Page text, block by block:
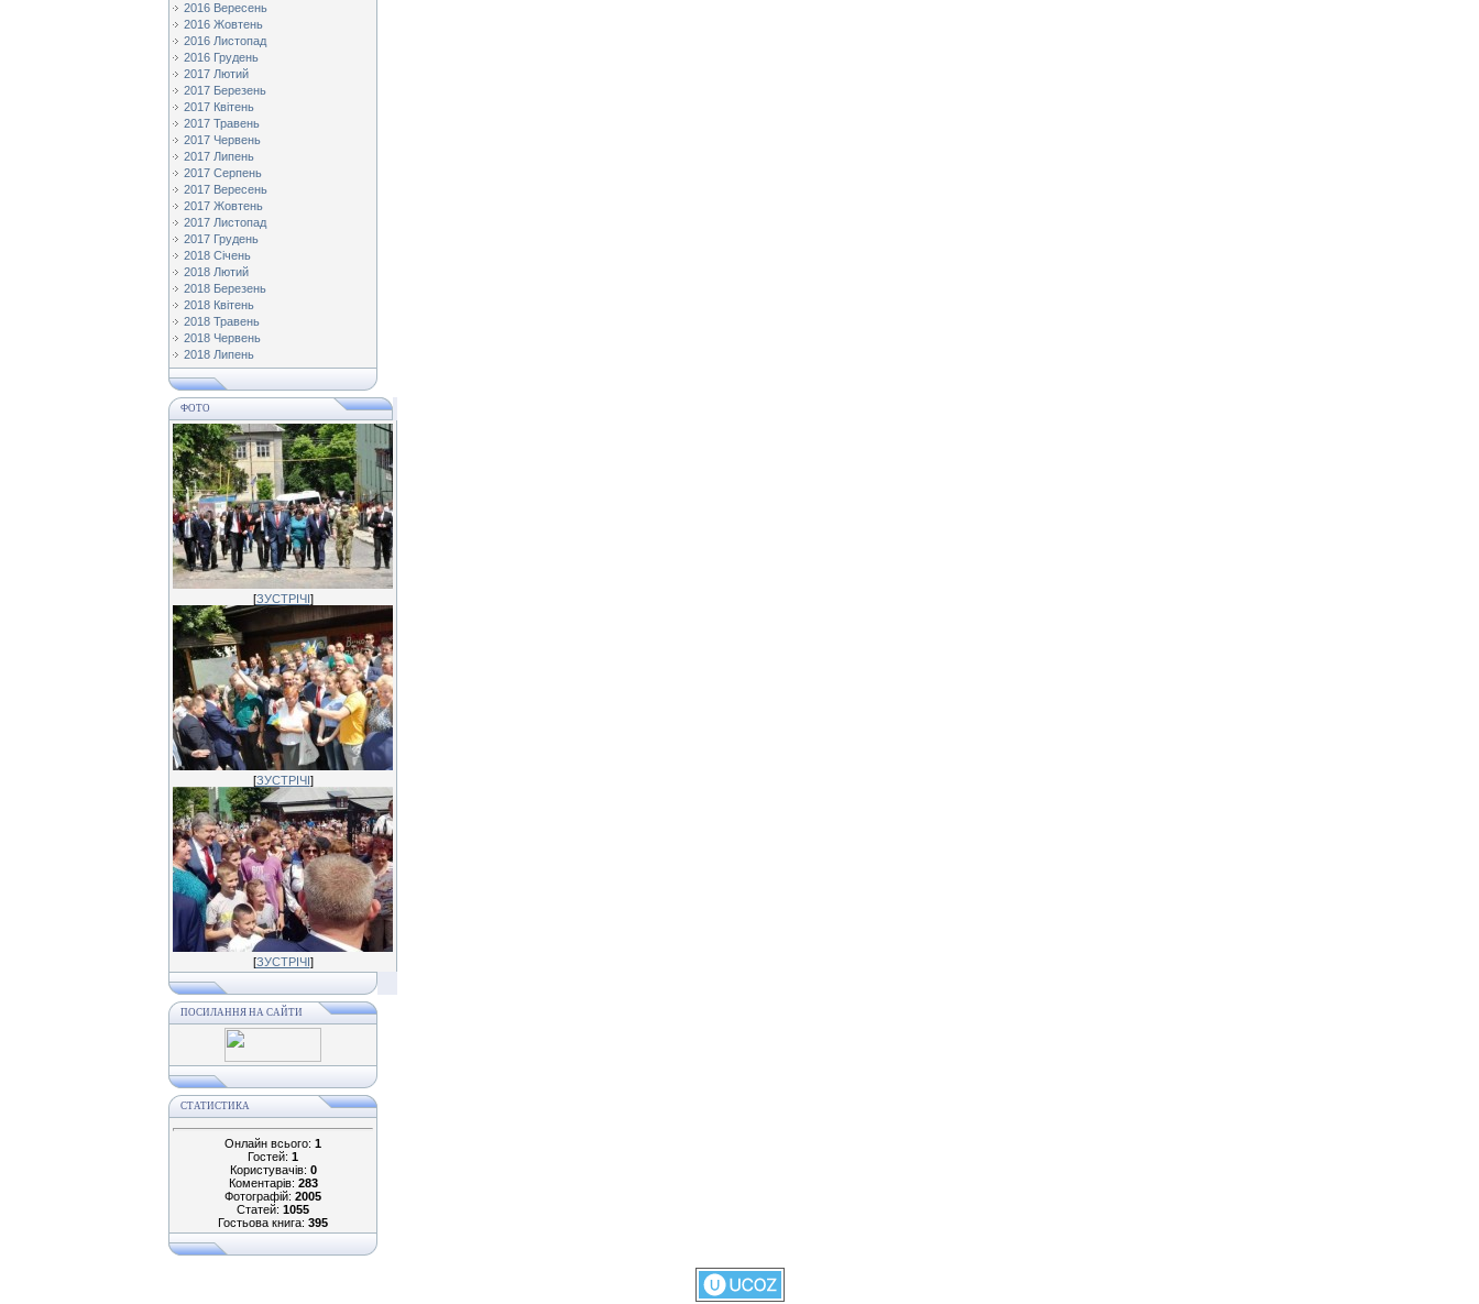
2016 Вересень
2016 Жовтень
2016 Листопад
2016 Грудень
2017 Лютий
2017 Березень
2017 Квітень
2017 Травень
2017 Червень
2017 Липень
2017 Серпень
2017 Вересень
2017 Жовтень
2017 Листопад
2017 Грудень
2018 Січень
2018 Лютий
2018 Березень
2018 Квітень
2018 Травень
2018 Червень
2018 Липень
ФОТО
[ЗУСТРІЧІ]
[ЗУСТРІЧІ]
[ЗУСТРІЧІ]
ПОСИЛАННЯ НА САЙТИ
СТАТИСТИКА
Онлайн всього: 1
Гостей: 1
Користувачів: 0
Коментарів: 283
Фотографій: 2005
Статей: 1055
Гостьова книга: 395